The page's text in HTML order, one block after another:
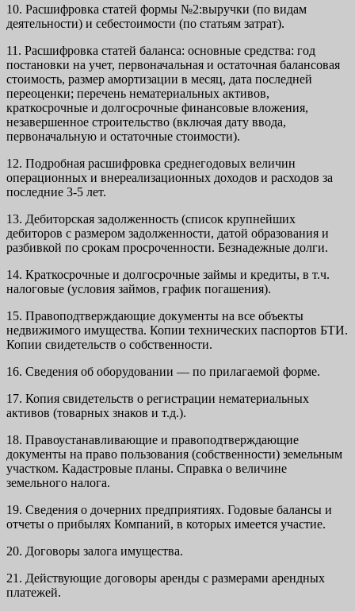
10. Расшифровка статей формы №2:выручки (по видам
деятельности) и себестоимости (по статьям затрат).
11. Расшифровка статей баланса: основные средства: год
постановки на учет, первоначальная и остаточная балансовая
стоимость, размер амортизации в месяц, дата последней
переоценки; перечень нематериальных активов,
краткосрочные и долгосрочные финансовые вложения,
незавершенное строительство (включая дату ввода,
первоначальную и остаточные стоимости).
12. Подробная расшифровка среднегодовых величин
операционных и внереализационных доходов и расходов за
последние 3-5 лет.
13. Дебиторская задолженность (список крупнейших
дебиторов с размером задолженности, датой образования и
разбивкой по срокам просроченности. Безнадежные долги.
14. Краткосрочные и долгосрочные займы и кредиты, в т.ч.
налоговые (условия займов, график погашения).
15. Правоподтверждающие документы на все объекты
недвижимого имущества. Копии технических паспортов БТИ.
Копии свидетельств о собственности.
16. Сведения об оборудовании — по прилагаемой форме.
17. Копия свидетельств о регистрации нематериальных
активов (товарных знаков и т.д.).
18. Правоустанавливающие и правоподтверждающие
документы на право пользования (собственности) земельным
участком. Кадастровые планы. Справка о величине
земельного налога.
19. Сведения о дочерних предприятиях. Годовые балансы и
отчеты о прибылях Компаний, в которых имеется участие.
20. Договоры залога имущества.
21. Действующие договоры аренды с размерами арендных
платежей.